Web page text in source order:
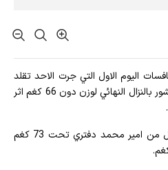
اليوم الاول التي جرت الاحد تقلد
الميدالية الذهبية لايران علي سلحشور بالنزال النهائي لوزن دون 66 كغم اثر
وحصل على الميدالية البرونزية كل من امير محمد دفتري تحت 73 كغم